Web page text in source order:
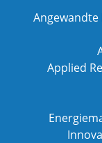
Applied